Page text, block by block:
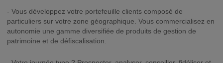
- Vous développez votre portefeuille clients composé de
particuliers sur votre zone géographique. Vous commercialisez en
autonomie une gamme diversifiée de produits de gestion de
patrimoine et de défiscalisation.